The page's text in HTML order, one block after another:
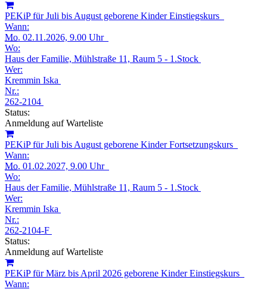
PEKiP für Juli bis August geborene Kinder Einstiegskurs
Wann:
Mo. 02.11.2026, 9.00 Uhr
Wo:
Haus der Familie, Mühlstraße 11, Raum 5 - 1.Stock
Wer:
Kremmin Iska
Nr.:
262-2104
Status:
Anmeldung auf Warteliste
PEKiP für Juli bis August geborene Kinder Fortsetzungskurs
Wann:
Mo. 01.02.2027, 9.00 Uhr
Wo:
Haus der Familie, Mühlstraße 11, Raum 5 - 1.Stock
Wer:
Kremmin Iska
Nr.:
262-2104-F
Status:
Anmeldung auf Warteliste
PEKiP für März bis April 2026 geborene Kinder Einstiegskurs
Wann: